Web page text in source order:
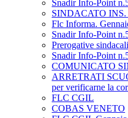
Snadir Info-Point
SINDACATO
Flc Informa.
Snadir Info-Point
Prerogative
Snadir Info-Point
COMUNICATO
ARRETRATI
per verificarne la
FLC CGIL
COBAS VENETO